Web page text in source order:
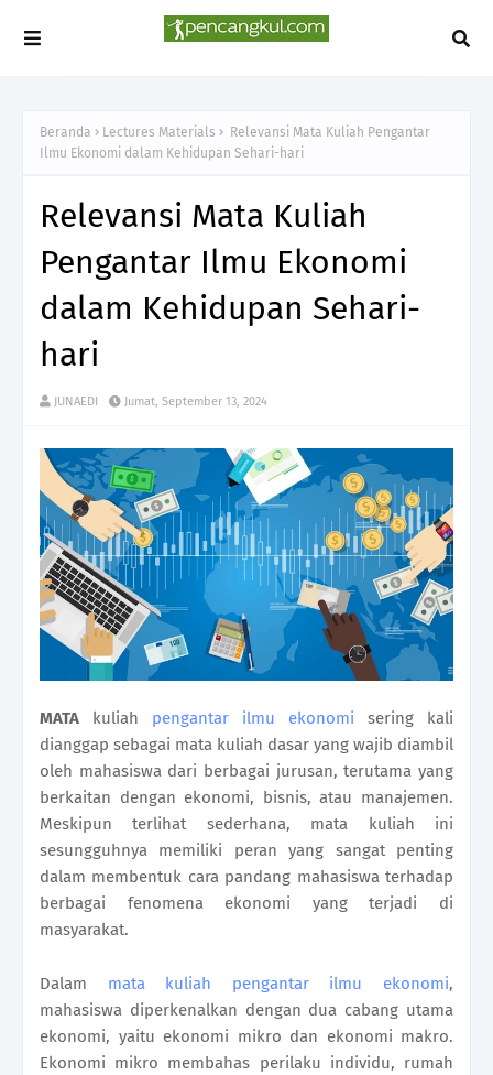
Beranda Lectures Materials
Relevansi Mata Kuliah Pengantar
Ilmu Ekonomi dalam Kehidupan Sehari-hari
Relevansi Mata Kuliah
Pengantar Ilmu Ekonomi
dalam Kehidupan Sehari-
hari
JUNAEDI Jumat, September 13, 2024
MATA kuliah pengantar ilmu ekonomi sering kali
dianggap sebagai mata kuliah dasar yang wajib diambil
oleh mahasiswa dari berbagai jurusan, terutama yang
berkaitan dengan ekonomi, bisnis, atau manajemen.
Meskipun terlihat sederhana, mata kuliah ini
sesungguhnya memiliki peran yang sangat penting
dalam membentuk cara pandang mahasiswa terhadap
berbagai fenomena ekonomi yang terjadi di
masyarakat.
Dalam mata kuliah pengantar ilmu ekonomi,
mahasiswa diperkenalkan dengan dua cabang utama
ekonomi, yaitu ekonomi mikro dan ekonomi makro.
Ekonomi mikro membahas perilaku individu, rumah